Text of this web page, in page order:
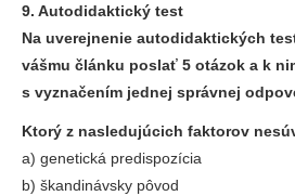
9. Autodidaktický test
Na uverejnenie autodidaktických
vášmu článku poslať 5 otázok a k
s vyznačením jednej správnej
Ktorý z nasledujúcich faktorov
a) genetická predispozícia
b) škandinávsky pôvod